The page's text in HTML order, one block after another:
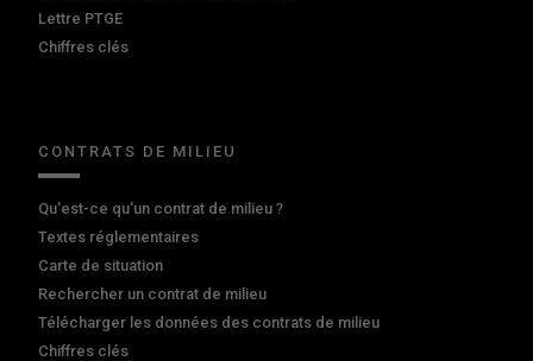
Lettre PTGE
Chiffres clés
CONTRATS DE MILIEU
Qu'est-ce qu'un contrat de milieu ?
Textes réglementaires
Carte de situation
Rechercher un contrat de milieu
Télécharger les données des contrats de milieu
Chiffres clés